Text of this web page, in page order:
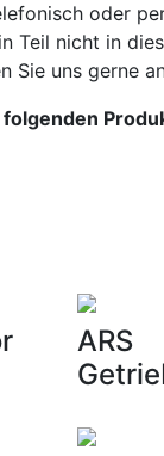
oder
Teil nicht in
Sie uns gerne
folgenden
ARS